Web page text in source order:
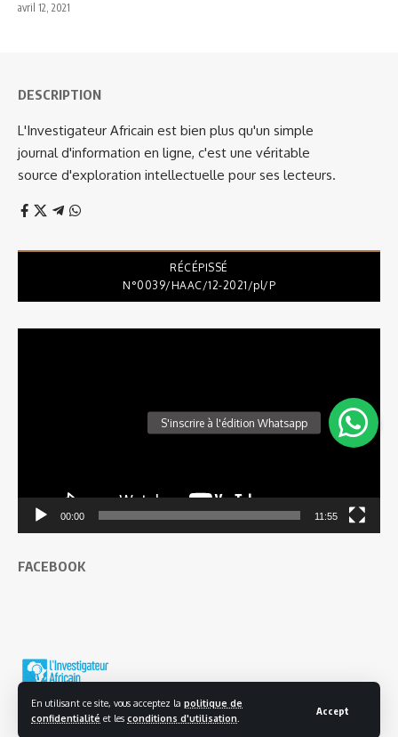
En utilisant ce site, vous acceptez la politique de
confidentialité et les conditions d'utilisation
Accept
avril 12, 2021
DESCRIPTION
L'Investigateur Africain est bien plus qu'un simple
journal d'information en ligne, c'est une véritable
source d'exploration intellectuelle pour ses lecteurs.
RÉCÉPISSÉ
N°0039/HAAC/12-2021/pl/P
00:00 11:55
FACEBOOK
© 2025 L'investigateur Africain | Tous droits réservés